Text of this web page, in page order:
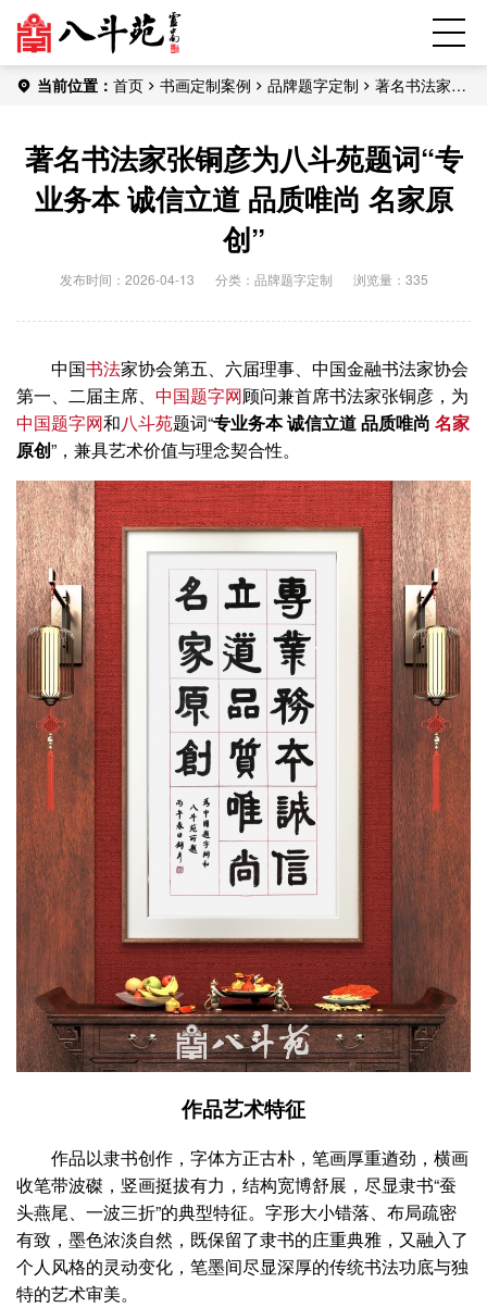
当前位置： 首页 书画定制案例 品牌题字定制
著名书法家张
著名书法家张铜彦为八斗苑题词“专
业务本 诚信立道 品质唯尚 名家原
创”
发布时间：2026-04-13 分类： 品牌题字定制 浏览量：335
中国书法家协会第五、六届理事、中国金融书法家协会
第一、二届主席、 中国题字网顾问兼首席书法家张铜彦，为
中国题字网和八斗苑题词“专业务本 诚信立道 品质唯尚 名家
原创”，兼具艺术价值与理念契合性。
作品艺术特征
作品以隶书创作，字体方正古朴，笔画厚重遒劲，横画
收笔带波磔，竖画挺拔有力，结构宽博舒展，尽显隶书“蚕
头燕尾、一波三折”的典型特征。字形大小错落、布局疏密
有致，墨色浓淡自然，既保留了隶书的庄重典雅，又融入了
个人风格的灵动变化，笔墨间尽显深厚的传统书法功底与独
特的艺术审美。